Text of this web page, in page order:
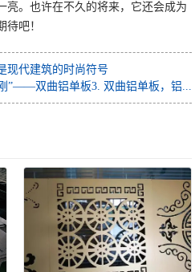
亮。也许在不久的将来，它还会成为
待吧！
现代建筑的时尚符号
”——双曲铝单板3. 双曲铝单板，铝...